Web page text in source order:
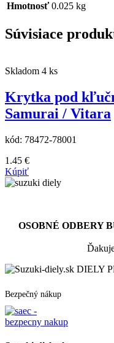
Hmotnosť 0.025 kg
Súvisiace
Skladom 4 ks
Krytka pod
Samurai / Vitara
kód: 78472-78001
1.45 €
Kúpiť
OSOBNÉ ODBERY
DIELY
Bezpečný nákup